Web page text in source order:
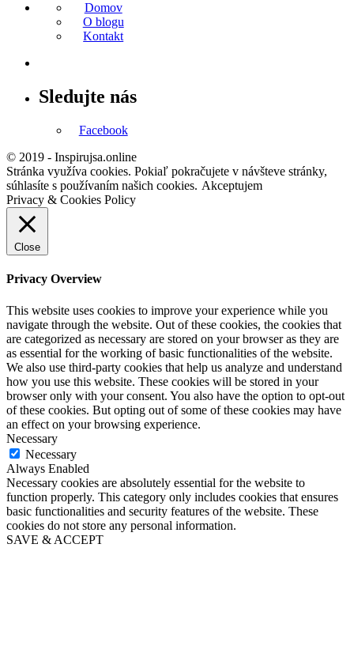
Domov
O blogu
Kontakt
Sledujte nás
Facebook
© 2019 - Inspirujsa.online
Stránka využíva cookies. Pokiaľ pokračujete v návšteve stránky,
súhlasíte s používaním našich cookies. Akceptujem
Privacy & Cookies Policy
Close
Privacy Overview
This website uses cookies to improve your experience while you
navigate through the website. Out of these cookies, the cookies that
are categorized as necessary are stored on your browser as they are
as essential for the working of basic functionalities of the website.
We also use third-party cookies that help us analyze and understand
how you use this website. These cookies will be stored in your
browser only with your consent. You also have the option to opt-out
of these cookies. But opting out of some of these cookies may have
an effect on your browsing experience.
Necessary
Necessary
Always Enabled
Necessary cookies are absolutely essential for the website to
function properly. This category only includes cookies that ensures
basic functionalities and security features of the website. These
cookies do not store any personal information.
SAVE & ACCEPT